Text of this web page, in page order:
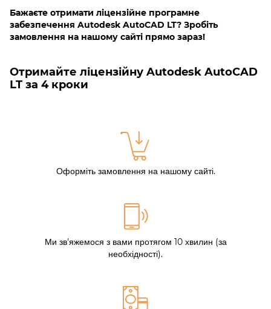
Бажаєте отримати ліцензійне програмне
забезпечення Autodesk AutoCAD LT? Зробіть
замовлення на нашому сайті прямо зараз!
Отримайте ліцензійну Autodesk AutoCAD
LT за 4 кроки
Оформіть замовлення на нашому сайті.
Ми зв'яжемося з вами протягом 10 хвилин (за
необхідності).